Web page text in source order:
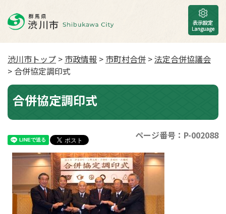
渋川市トップ > 市政情報 > 市町村合併 >法定合併協議会
> 合併協定調印式
合併協定調印式
ページ番号：P-002088